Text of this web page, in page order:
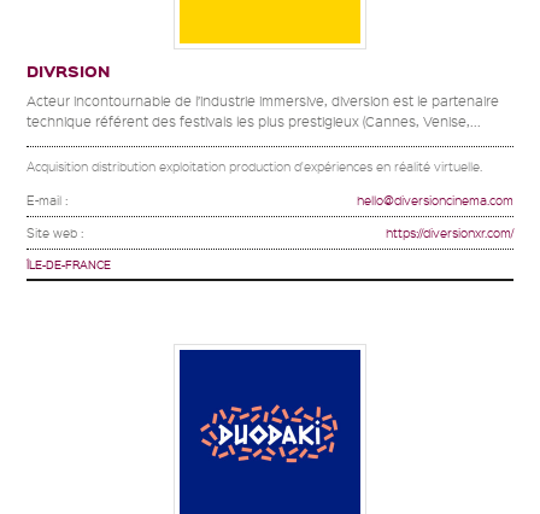
DIVRSION
Acteur incontournable de l’industrie immersive, diversion est le partenaire
technique référent des festivals les plus prestigieux (Cannes, Venise,...
Acquisition distribution exploitation production d'expériences en réalité virtuelle.
E-mail : hello@diversioncinema.com
Site web : https://diversionxr.com/
ÎLE-DE-FRANCE